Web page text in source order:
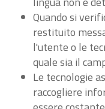
Quando si
restituito
l'utente o le
quale sia il
Le tecnologie
raccogliere